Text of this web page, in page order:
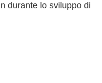
durante lo sviluppo di